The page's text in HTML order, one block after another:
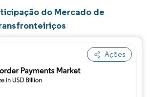
do Mercado de
Ações